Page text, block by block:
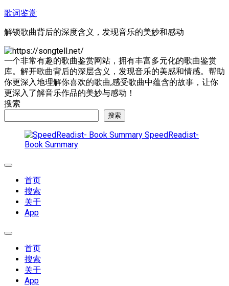
跳
内
容
歌词鉴赏
解锁歌曲背后的深度含义，发现音乐的美妙和感动
一个非常有趣的歌曲鉴赏网站，拥有丰富多元化的歌曲鉴赏
库。解开歌曲背后的深层含义，发现音乐的美感和情感。帮助
你更深入地理解你喜欢的歌曲,感受歌曲中蕴含的故事，让你
更深入了解音乐作品的美妙与感动！
搜索
搜索
SpeedReadist-
Book Summary
展
首页
搜索
关于
App
展
首页
搜索
关于
App